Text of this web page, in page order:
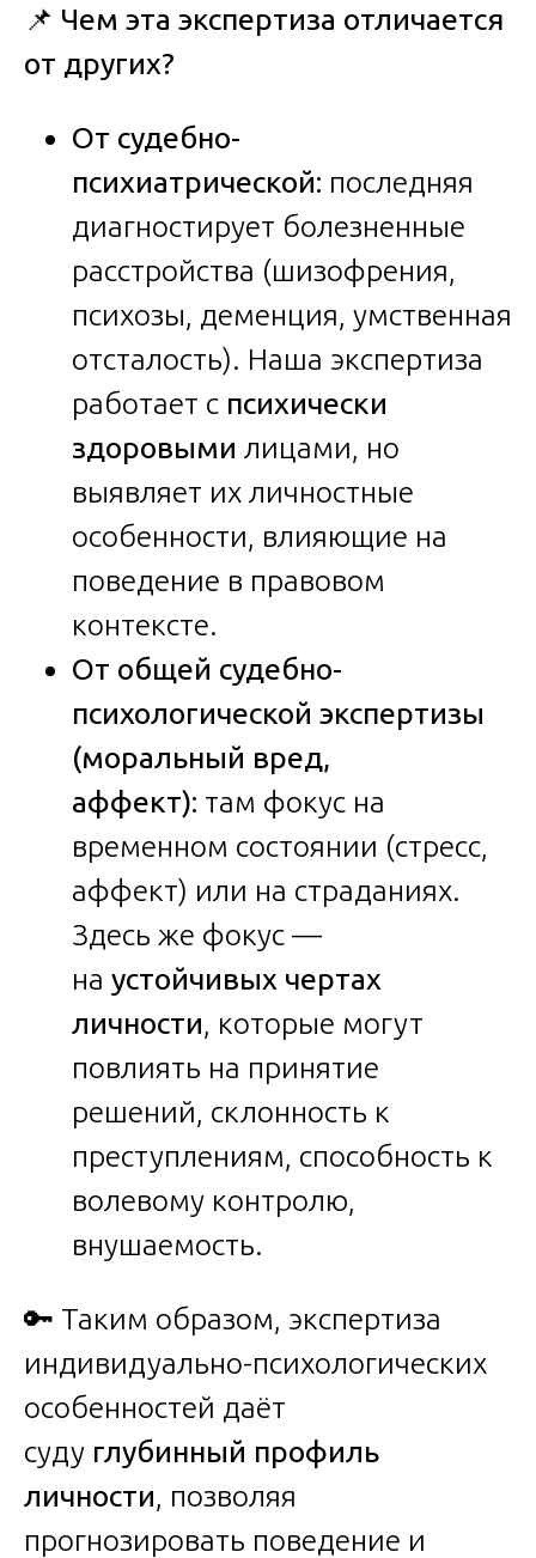
📌 Чем эта экспертиза отличается
от других?
От судебно-
психиатрической: последняя
диагностирует болезненные
расстройства (шизофрения,
психозы, деменция, умственная
отсталость). Наша экспертиза
работает с психически
здоровыми лицами, но
выявляет их личностные
особенности, влияющие на
поведение в правовом
контексте.
От общей судебно-
психологической экспертизы
(моральный вред,
аффект): там фокус на
временном состоянии (стресс,
аффект) или на страданиях.
Здесь же фокус —
на устойчивых чертах
личности, которые могут
повлиять на принятие
решений, склонность к
преступлениям, способность к
волевому контролю,
внушаемость.
🔑 Таким образом, экспертиза
индивидуально-психологических
особенностей даёт
суду глубинный профиль
личности, позволяя
прогнозировать поведение и